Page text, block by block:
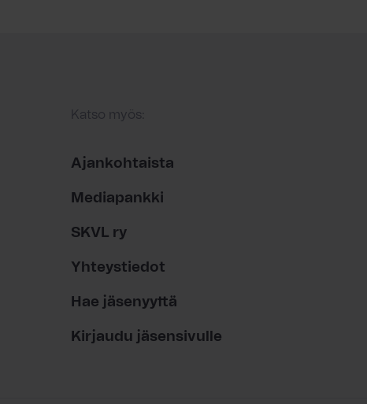
Katso myös:
Ajankohtaista
Mediapankki
SKVL ry
Yhteystiedot
Hae jäsenyyttä
Kirjaudu jäsensivulle